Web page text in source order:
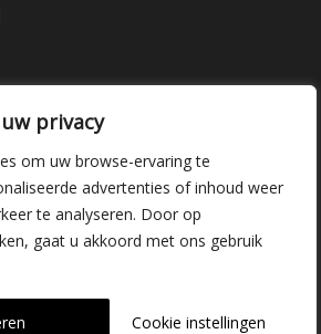
privacy
om uw browse-ervaring te
advertenties of inhoud weer
te analyseren. Door op
gaat u akkoord met ons gebruik
Cookie instellingen